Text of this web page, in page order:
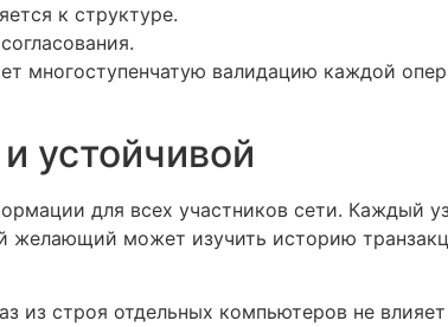
к структуре.
многоступенчатую валидацию каждой
устойчивой
для всех участников сети. Каждый
может изучить историю
из строя отдельных компьютеров не